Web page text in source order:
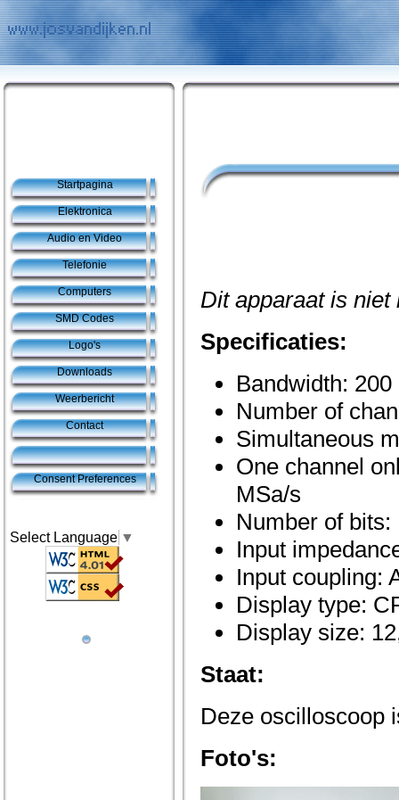
Startpagina
Elektronica
Audio en Video
Telefonie
Computers
SMD Codes
Logo's
Downloads
Weerbericht
Contact
Consent Preferences
Select Language ▼
Dit apparaat is
Specificaties:
Bandwidth:
Number of
Simultaneous
One channel
MSa/s
Number of bits:
Input
Input coupling:
Display type:
Display size:
Staat:
Deze oscilloscoop
Foto's: